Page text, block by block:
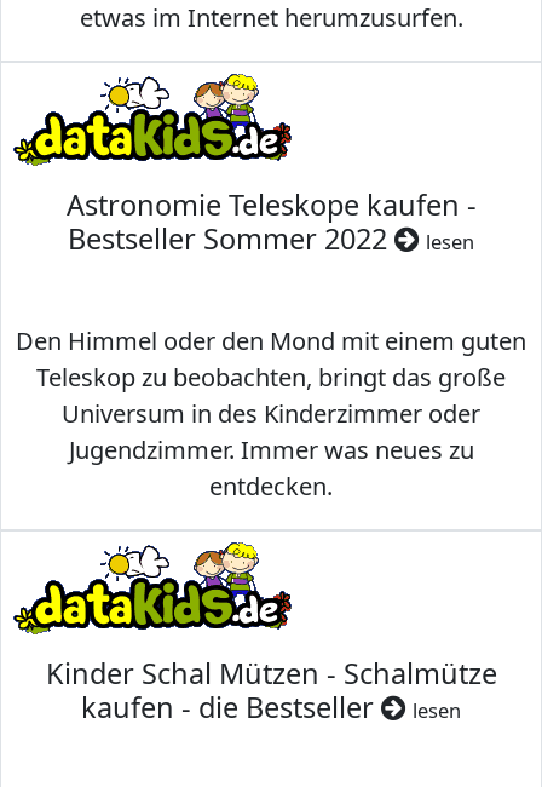
etwas im Internet herumzusurfen.
Astronomie Teleskope kaufen -
Bestseller Sommer 2022
lesen
Den Himmel oder den Mond mit einem guten
Teleskop zu beobachten, bringt das große
Universum in des Kinderzimmer oder
Jugendzimmer. Immer was neues zu
entdecken.
Kinder Schal Mützen - Schalmütze
kaufen - die Bestseller
lesen